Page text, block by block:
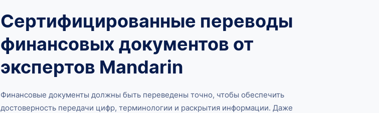
Сертифицированные переводы
финансовых документов от
экспертов Mandarin
Финансовые документы должны быть переведены точно, чтобы обеспечить
достоверность передачи цифр, терминологии и раскрытия информации. Даже